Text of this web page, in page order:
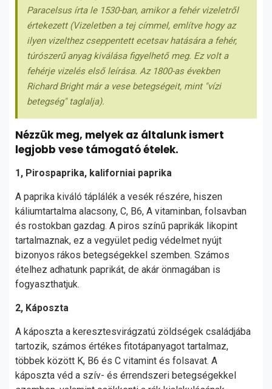
Paracelsus írta le 1530-ban, amikor a fehér vizeletről
értekezett (Vizeletben a tej címmel, említve hogy az
ilyen vizelthez cseppentett ecetsav hatására a fehér,
túrószerű anyag kiválása figyelhető meg. Ez volt a
fehérje vizelés első leírása. Az 1800-as években
Richard Bright már a vese betegségeit, mint "vízi
betegség" taglalja).
Nézzük meg, melyek az általunk ismert
legjobb vese támogató ételek.
1, Pirospaprika, kaliforniai paprika
A paprika kiváló táplálék a vesék részére, hiszen
káliumtartalma alacsony, C, B6, A vitaminban, folsavban
és rostokban gazdag. A piros színű paprikák likopint
tartalmaznak, ez a vegyület pedig védelmet nyújt
bizonyos rákos betegségekkel szemben. Számos
ételhez adhatunk paprikát, de akár önmagában is
fogyaszthatjuk.
2, Káposzta
A káposzta a keresztesvirágzatú zöldségek családjába
tartozik, számos értékes fitotápanyagot tartalmaz,
többek között K, B6 és C vitamint és folsavat. A
káposzta véd a szív- és érrendszeri betegségekkel